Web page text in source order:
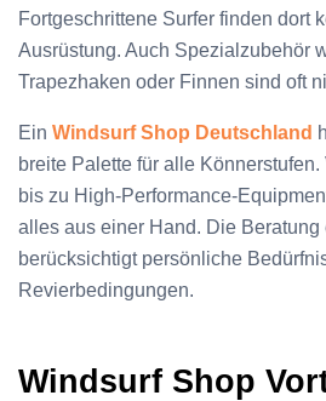
Fortgeschrittene Surfer finden dort
Ausrüstung. Auch Spezialzubehör
Trapezhaken oder Finnen sind oft
Ein Windsurf Shop Deutschland
breite Palette für alle Könnerstufen.
bis zu High-Performance-
alles aus einer Hand. Die
berücksichtigt persönliche
Revierbedingungen.
Windsurf Shop